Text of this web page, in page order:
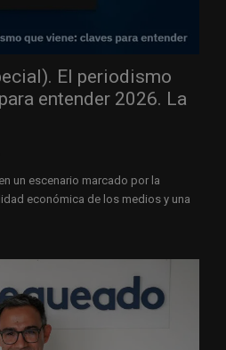
El periodismo
entender 2026. La
económica de los medios y una